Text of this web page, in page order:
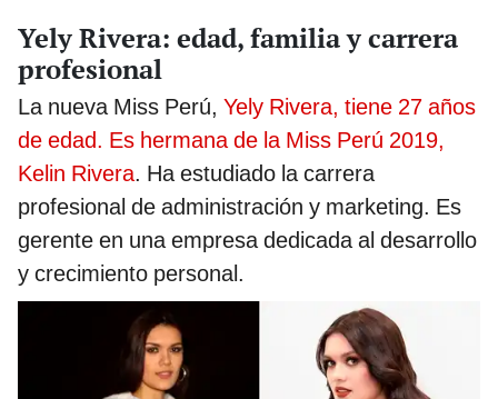
Yely Rivera: edad, familia y carrera
profesional
La nueva Miss Perú, Yely Rivera, tiene 27 años
de edad. Es hermana de la Miss Perú 2019,
Kelin Rivera. Ha estudiado la carrera
profesional de administración y marketing. Es
gerente en una empresa dedicada al desarrollo
y crecimiento personal.